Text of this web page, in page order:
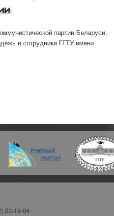
партии Беларуси,
и сотрудники ГГТУ имени
23-19-04